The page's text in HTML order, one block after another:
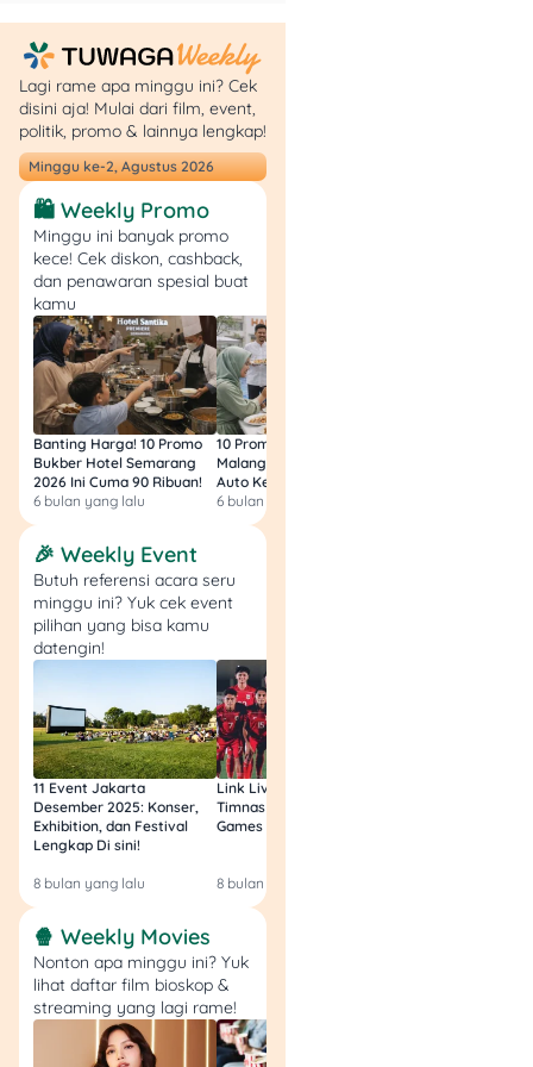
Pertanggungan
Bentuk manfaat
pertanggungan asuransi
jiwaadalah uang tunai.
Pada saat pencari nafkah
utama mengalami hal-hal
yang udah disebutkan
sebelumnya, maka
perusahaan asuransi akan
memberikan uang tunai ke
keluarga kamu sesuai yang
tertulis dalam kontrak polis
Beda banget dengan
asuransi kesehatan
manfaat pertanggungan
asuransi kesehatan bukan
dalam bentuk uang tunai.
Untuk menanggung biaya
pengobatan dan
perawatan kesehatan
tertanggung, biasanya
perusahaan asuransi
menerapkan dua kebijakan
yaitu bentuk
pertanggungan dalam
bentukreimbursementatau
dalam bentukcashless.
Nggak jarang ada polis
asuransi kesehatan yang
menerapkan dua bentuk
pembayaran itu sekaligus.
Misalnya untuk sistem
rawat inap menerapkan
sistemcashless , sedangkan
untuk biaya perawatan gigi
Lagi rame apa minggu ini? Cek
disini aja! Mulai dari film, event,
politik, promo & lainnya lengkap!
Minggu ke-2, Agustus 2026
🛍️ Weekly Promo
Minggu ini banyak promo
kece! Cek diskon, cashback,
dan penawaran spesial buat
kamu
Banting Harga! 10 Promo
Bukber Hotel Semarang
2026 Ini Cuma 90 Ribuan!
6 bulan yang lalu
10 Promo Bukber Hotel
Malang 2026: Start 75rb,
Auto Kenyang!
6 bulan yang lalu
🎉 Weekly Event
Butuh referensi acara seru
minggu ini? Yuk cek event
pilihan yang bisa kamu
datengin!
11 Event Jakarta
Desember 2025: Konser,
Exhibition, dan Festival
Lengkap Di sini!
8 bulan yang lalu
Link Live Streaming
Timnas vs Filipina SEA
Games Malam Ini, Gratis!
8 bulan yang lalu
🍿 Weekly Movies
Nonton apa minggu ini? Yuk
lihat daftar film bioskop &
streaming yang lagi rame!